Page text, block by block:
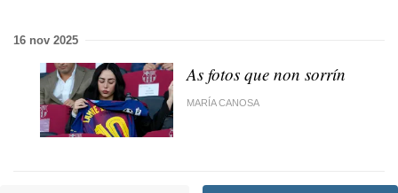
16 nov 2025
As fotos que non sorrín
MARÍA CANOSA